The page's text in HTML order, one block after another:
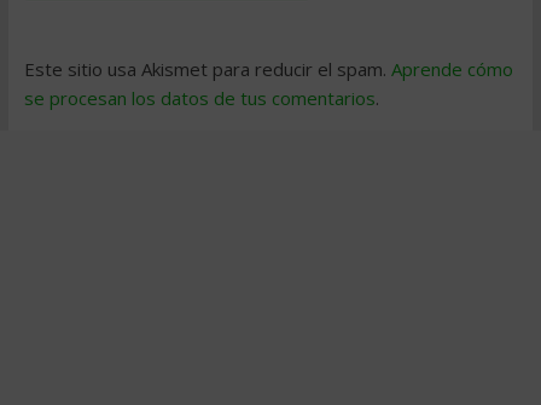
Este sitio usa Akismet para reducir el spam. Aprende cómo
se procesan los datos de tus comentarios.